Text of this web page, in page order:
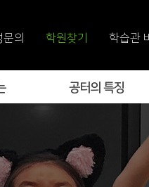
문의 학원찾기 학습관
공터의 특징